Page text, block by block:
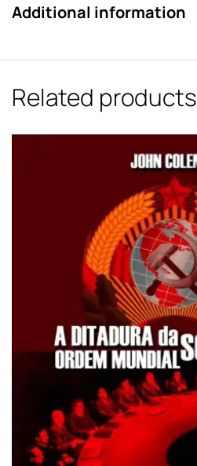
Additional information
Related products